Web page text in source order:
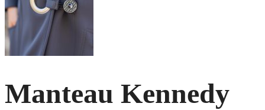
Manteau Kennedy